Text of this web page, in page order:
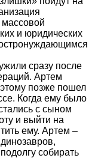
и юридических
сразу после
Артем
позже пошел
Когда ему было
с сыном
и выйти на
ему. Артем –
собирать